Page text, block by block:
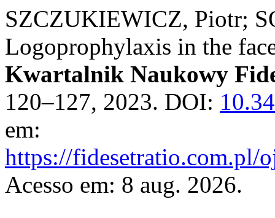
SZCZUKIEWICZ, Piotr;
Logoprophylaxis in the
Kwartalnik Naukowy
120–127, 2023. DOI:
em:
https://fidesetratio.com.pl/
Acesso em: 8 aug. 2026.